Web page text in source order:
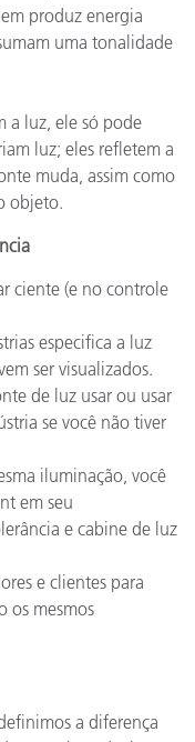
produz energia
uma tonalidade
a luz, ele só pode
luz; eles refletem a
muda, assim como
objeto.
ciente (e no controle
especifica a luz
ser visualizados.
de luz usar ou usar
se você não tiver
iluminação, você
em seu
e cabine de luz
e clientes para
os mesmos
a diferença